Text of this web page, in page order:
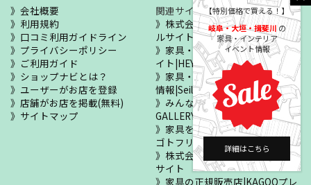
【特別価格で買える！】
岐阜・大垣・揖斐川 の
家具・インテリア
イベント情報
詳細はこちら
会社概要
利用規約
口コミ利用ガイドライン
プライバシーポリシー
ご利用ガイド
ショップナビとは？
ユーザーがお店を登録
店舗がお店を掲載(無料)
サイトマップ
関連サイト
株式会社ヘヤゴト オフィシャ
ルサイト
家具・寝具の総合ポータルサ
イト|HEYAGOTO
家具・寝具のセールイベント
情報|Seiloo
みんなのお部屋自慢|MY !
GALLERY
家具をあげたい・ほしい|ヘヤ
ゴトフリマ
株式会社カグー オフィシャル
サイト
家具の正規販売店|KAGOOプレ